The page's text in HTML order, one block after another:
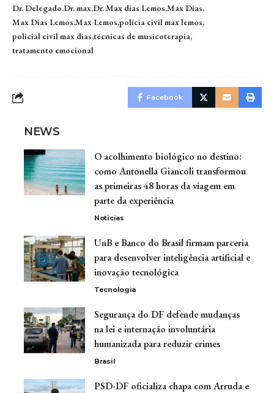
Dr. Delegado Dr. max Dr. Max dias Lemos Max Dias
Max Dias Lemos Max Lemos polícia civil max lemos
policial civil max dias técnicas de musicoterapia
tratamento emocional
Facebook
NEWS
O acolhimento biológico no destino:
como Antonella Giancoli transformou
as primeiras 48 horas da viagem em
parte da experiência
Noticias
UnB e Banco do Brasil firmam parceria
para desenvolver inteligência artificial e
inovação tecnológica
Tecnologia
Segurança do DF defende mudanças
na lei e internação involuntária
humanizada para reduzir crimes
Brasil
PSD-DF oficializa chapa com Arruda e